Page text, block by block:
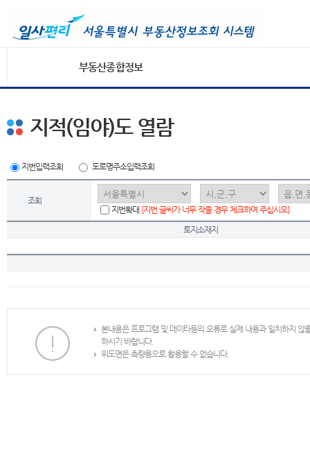
부동산종합정보
지적(임야)도 열람
지번입력조회 도로명주소입력조회
조회
지번확대 [지번 글씨가 너무 작을 경우 체크하여 주십시오]
토지소재지
본내용은 프로그램 및 데이타등의 오류로 실제 내용과 일치하지
하시기 바랍니다.
위도면은 측량용으로 활용할 수 없습니다.